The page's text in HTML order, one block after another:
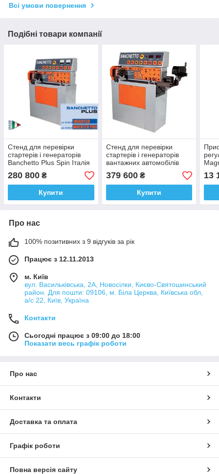
Всі умови повернення
Подібні товари компанії
Стенд для перевірки
стартерів і генераторів
Banchetto Plus Spin Італія
280 800 ₴
Купити
Стенд для перевірки
стартерів і генераторів
вантажних автомобілів
BANCHETTO PROFI Spin
Італія
379 600₴
Купити
13
Про нас
100% позитивних з 9 відгуків за рік
Працює з 12.11.2013
м. Київ
вул. Васильківська, 2А, Новосілки, Києво-Святошинський
район. Для пошти: 09106, м. Біла Церква, Київська обл,
а/с 22, Київ, Україна
Контакти
Сьогодні працює з 09:00 до 18:00
Показати весь графік роботи
Про нас
Контакти
Доставка та оплата
Графік роботи
Повна версія сайту